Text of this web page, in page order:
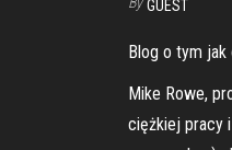
GUEST
Blog o tym
Mike Rowe,
ciężkiej pracy